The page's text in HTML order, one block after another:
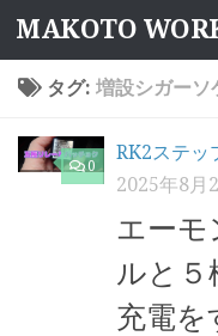
コンテンツへスキ
MAKOTO
タグ: 増設シガーソ
0
RK2ステッ
2025年8月
エー
ルと５
充電を